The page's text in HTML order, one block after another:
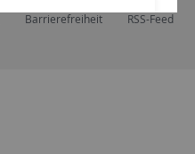
Barrierefreiheit RSS-Feed